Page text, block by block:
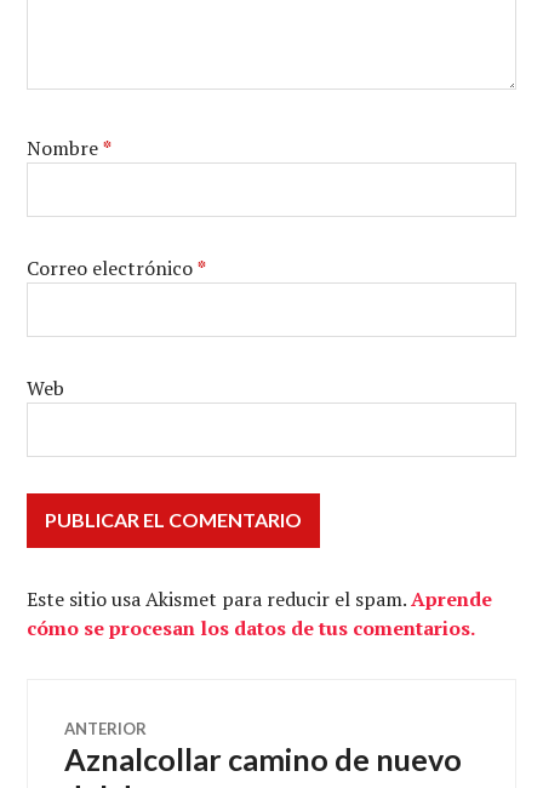
Nombre*
Correo electrónico*
Web
Este sitio usa Akismet para reducir el spam.Aprende
cómo se procesan los datos de tus comentarios.
Navegación
ANTERIOR
Entrada
anterior:
Aznalcollar camino de nuevo